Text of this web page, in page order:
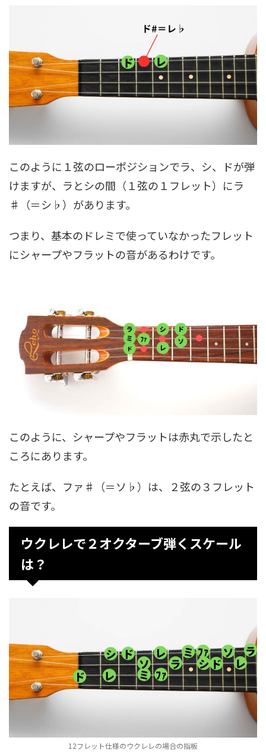
このように１弦のローポジションでラ、シ、ドが弾
けますが、ラとシの間（１弦の１フレット）にラ
♯（＝シ♭）があります。
つまり、基本のドレミで使っていなかったフレット
にシャープやフラットの音があるわけです。
このように、シャープやフラットは赤丸で示したと
ころにあります。
たとえば、ファ♯（＝ソ♭）は、２弦の３フレット
の音です。
ウクレレで２オクターブ弾くスケール
は？
12フレット仕様のウクレレの場合の指板